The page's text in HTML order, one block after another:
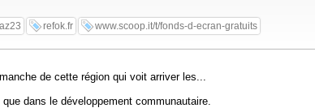
refok.fr www.scoop.it/t/fonds-d-ecran-gratuits
de cette région qui voit arriver les...
dans le développement communautaire.